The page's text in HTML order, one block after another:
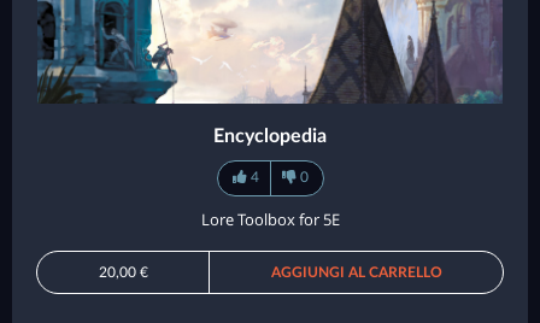
Encyclopedia
4 0
Lore Toolbox for 5E
20,00 € AGGIUNGI AL CARRELLO